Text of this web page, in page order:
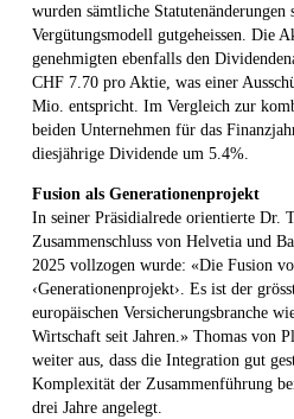
wurden sämtliche Statutenänderungen
Vergütungsmodell gutgeheissen. Die
genehmigten ebenfalls den
CHF 7.70 pro Aktie, was einer
Mio. entspricht. Im Vergleich zur
beiden Unternehmen für das
diesjährige Dividende um 5.4%.
Fusion als Generationenprojekt
In seiner Präsidialrede orientierte Dr.
Zusammenschluss von Helvetia und
2025 vollzogen wurde: «Die Fusion
‹Generationenprojekt›. Es ist der
europäischen Versicherungsbranche
Wirtschaft seit Jahren.» Thomas von
weiter aus, dass die Integration gut
Komplexität der Zusammenführung
drei Jahre angelegt.